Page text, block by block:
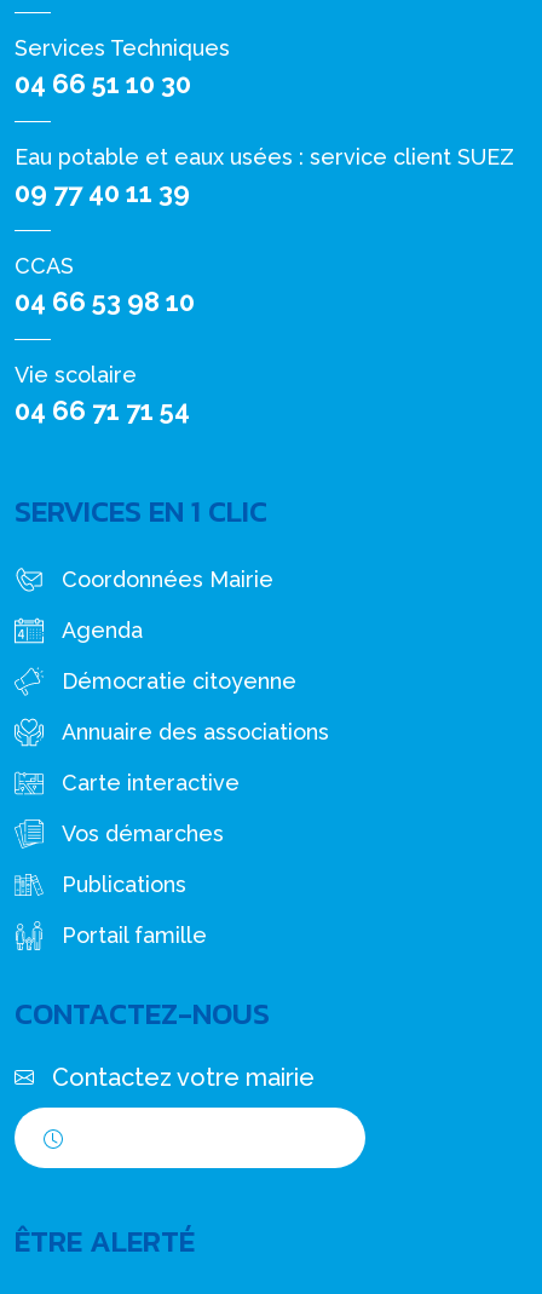
Services Techniques
04 66 51 10 30
Eau potable et eaux usées : service client SUEZ
09 77 40 11 39
CCAS
04 66 53 98 10
Vie scolaire
04 66 71 71 54
SERVICES EN 1 CLIC
Coordonnées Mairie
Agenda
Démocratie citoyenne
Annuaire des associations
Carte interactive
Vos démarches
Publications
Portail famille
CONTACTEZ-NOUS
Contactez votre mairie
ÊTRE ALERTÉ